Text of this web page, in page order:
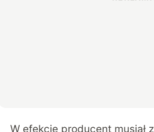
W efekcie producent musiał